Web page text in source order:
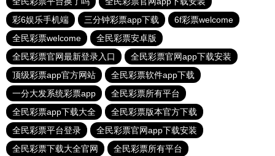
彩6娱乐手机端
三分钟彩票app下载
6f彩票welcome
全民彩票welcome
全民彩票安卓版
全民彩票官网最新登录入口
全民彩票官网app下载安装
顶级彩票app官方网站
全民彩票软件app下载
一分大发系统彩票app
全民彩票所有平台
全民彩票app下载大全
全民彩票版本官方下载
全民彩票平台登录
全民彩票官网app下载安装
全民彩票下载大全官网
全民彩票所有平台